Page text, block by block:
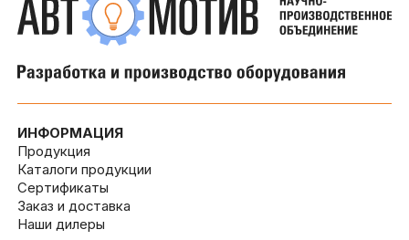
ИНФОРМАЦИЯ
Продукция
Каталоги продукции
Сертификаты
Заказ и доставка
Наши дилеры